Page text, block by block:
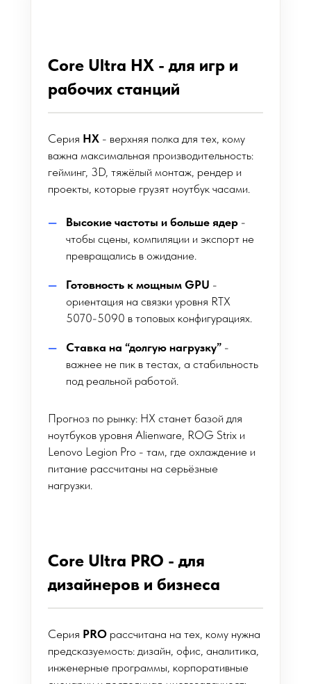
Core Ultra HX - для игр и
рабочих станций
Серия HX - верхняя полка для тех, кому
важна максимальная производительность:
гейминг, 3D, тяжёлый монтаж, рендер и
проекты, которые грузят ноутбук часами.
Высокие частоты и больше ядер -
чтобы сцены, компиляции и экспорт не
превращались в ожидание.
Готовность к мощным GPU -
ориентация на связки уровня RTX
5070-5090 в топовых конфигурациях.
Ставка на “долгую нагрузку” -
важнее не пик в тестах, а стабильность
под реальной работой.
Прогноз по рынку: HX станет базой для
ноутбуков уровня Alienware, ROG Strix и
Lenovo Legion Pro - там, где охлаждение и
питание рассчитаны на серьёзные
нагрузки.
Core Ultra PRO - для
дизайнеров и бизнеса
Серия PRO рассчитана на тех, кому нужна
предсказуемость: дизайн, офис, аналитика,
инженерные программы, корпоративные